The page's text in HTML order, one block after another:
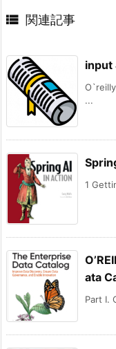
 関連記事
input
...
1
ata
Part I.